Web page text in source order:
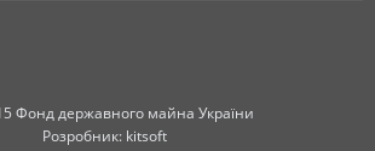
Фонд державного майна України
Розробник: kitsoft